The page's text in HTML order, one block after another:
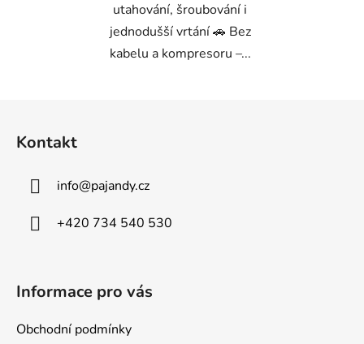
utahování, šroubování i
jednodušší vrtání 🚗 Bez
kabelu a kompresoru –...
Kontakt
info@pajandy.cz
+420 734 540 530
Informace pro vás
Obchodní podmínky